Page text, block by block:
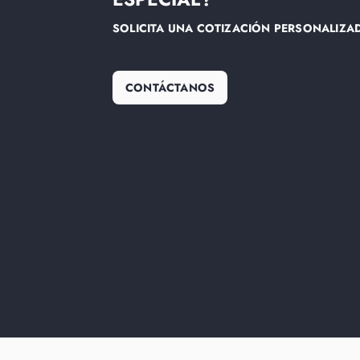
SOLICITA UNA COTIZACIÓN
CONTÁCTANOS